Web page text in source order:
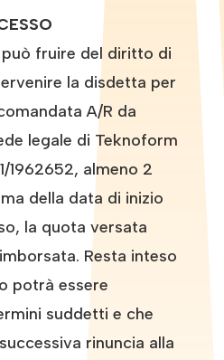
fruire del diritto di
la disdetta per
A/R da
legale di Teknoform
1962652, almeno 2
della data di inizio
la quota versata
Resta inteso
potrà essere
suddetti e che
rinuncia alla